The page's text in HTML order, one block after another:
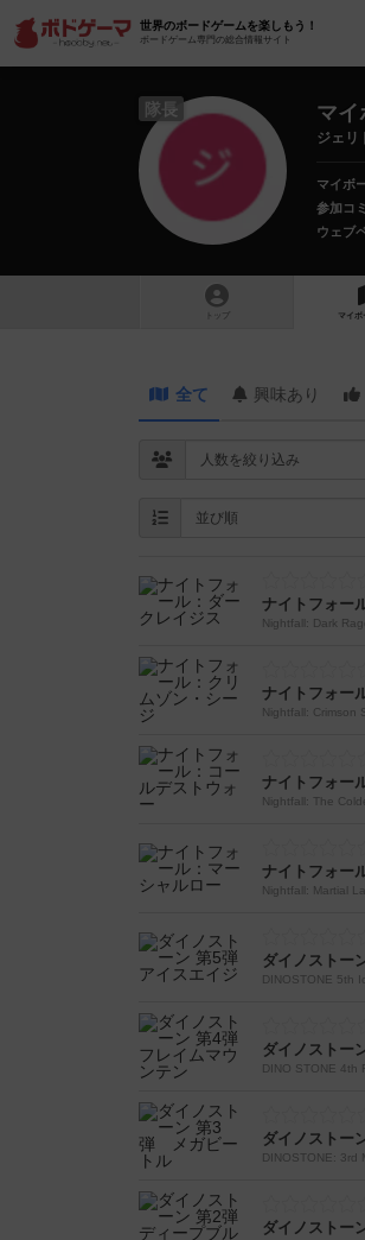
世界のボードゲームを楽しもう！
ボードゲーム専門の総合情報サイト
隊長 マイ
ジェリ
マイボ
参加コ
ウェブ
トップ マイボ
全て 興味あり
ナイトフォー
Nightfall: Dark
ナイトフォー
Nightfall: Crimson
ナイトフォー
Nightfall: The
ナイトフォー
Nightfall: Martial
ダイノストー
DINOSTONE 5th
ダイノストー
DINO STONE 4th
ダイノストー
DINOSTONE: 3rd
ダイノストー